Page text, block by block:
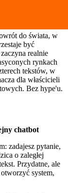
do świata, w
być
realnie
rynkach
tekstów, w
dla właścicieli
Bez hype'u.
chatbot
zadajesz pytanie,
o zaległej
Przydatne, ale
system,